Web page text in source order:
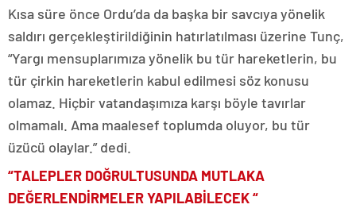
Kısa süre önce Ordu’da da başka bir savcıya yönelik
saldırı gerçekleştirildiğinin hatırlatılması üzerine Tunç,
“Yargı mensuplarımıza yönelik bu tür hareketlerin, bu
tür çirkin hareketlerin kabul edilmesi söz konusu
olamaz. Hiçbir vatandaşımıza karşı böyle tavırlar
olmamalı. Ama maalesef toplumda oluyor, bu tür
üzücü olaylar.” dedi.
“TALEPLER DOĞRULTUSUNDA MUTLAKA
DEĞERLENDİRMELER YAPILABİLECEK “